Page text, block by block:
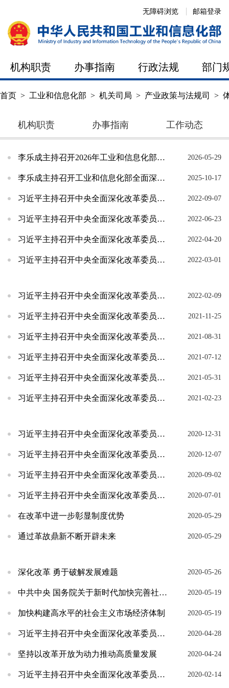
邮箱登录
无障碍浏览
机构职责 办事指南 行政法规 部门
首页 > 工业和信息化部 > 机关司局 > 产业政策与法规司 >
机构职责 办事指南 工作动态
李乐成主持召开2026年工业和信息化部全面深化改革领导小组会议 2026-05-29
李乐成主持召开工业和信息化部全面深化改革领导小组会议 2025-10-17
习近平主持召开中央全面深化改革委员会第二十七次会议 2022-09-07
习近平主持召开中央全面深化改革委员会第二十六次会议 2022-06-23
习近平主持召开中央全面深化改革委员会第二十五次会议 2022-04-20
习近平主持召开中央全面深化改革委员会第二十四次会议强调：加快建设世界一流企业 加强基础学科... 2022-03-01
习近平主持召开中央全面深化改革委员会第二十三次会议强调:加快建设全国统一大市场提高政府监管... 2022-02-09
习近平主持召开中央全面深化改革委员会第二十二次会议强调：加快科技体制改革攻坚建设全国统一电... 2021-11-25
习近平主持召开中央全面深化改革委员会会议：加强反垄断反不正当竞争监管力度 完善物资储备体制... 2021-08-31
习近平主持召开中央全面深化改革委员会会议：统筹指导构建新发展格局 推进种业振兴 推动青藏高... 2021-07-12
习近平主持召开中央全面深化改革委员会会议：完善科技成果评价机制深化医疗服务价格改革 减轻义... 2021-05-31
习近平主持召开中央全面深化改革委员会第十八次会议并发表重要讲话 2021-02-23
习近平主持召开中央全面深化改革委员会第十七次会议并发表重要讲话 2020-12-31
习近平主持召开中央全面深化改革委员会第十六次会议并发表重要讲话 2020-12-07
习近平主持召开中央全面深化改革委员会第十五次会议强调：推动更深层次改革实行更高水平开放 为... 2020-09-02
习近平主持召开中央全面深化改革委员会第十四次会议强调：依靠改革应对变局开拓新局 扭住关键鼓... 2020-07-01
在改革中进一步彰显制度优势 2020-05-29
通过革故鼎新不断开辟未来 2020-05-29
深化改革 勇于破解发展难题 2020-05-26
中共中央 国务院关于新时代加快完善社会主义市场经济体制的意见（2020年5月11日） 2020-05-19
加快构建高水平的社会主义市场经济体制 2020-05-19
习近平主持召开中央全面深化改革委员会第十三次会议 2020-04-28
坚持以改革开放为动力推动高质量发展 2020-04-24
习近平主持召开中央全面深化改革委员会第十二次会议 2020-02-14